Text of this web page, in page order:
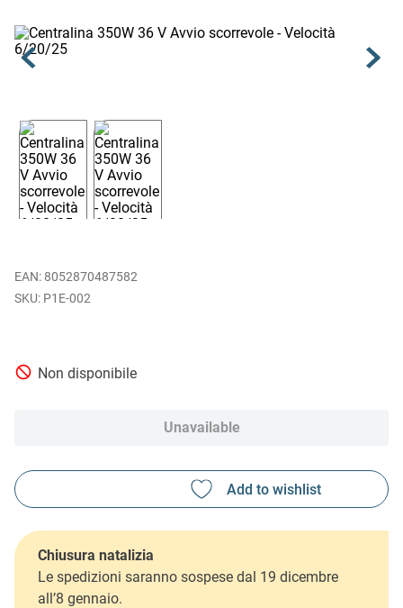
EAN: 8052870487582
P1E-002
Non disponibile
Unavailable
Chiusura natalizia
Le spedizioni saranno sospese dal 19 dicembre
all’8 gennaio.